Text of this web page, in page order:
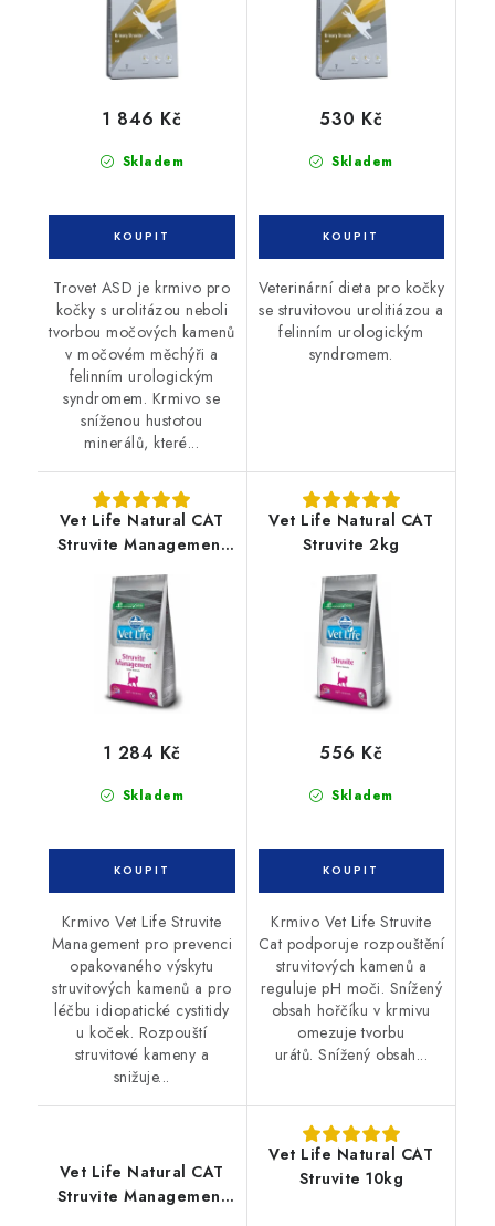
Skladem
1 846 Kč
Trovet ASD je krmivo pro
kočky s urolitázou neboli
tvorbou močových kamenů
v močovém měchýři a
felinním urologickým
syndromem. Krmivo se
sníženou hustotou
minerálů, které...
Skladem
530 Kč
Veterinární dieta pro kočky
se struvitovou urolitiázou a
felinním urologickým
syndromem.
Vet Life Natural CAT
Struvite Management
Skladem
1 284 Kč
Krmivo Vet Life Struvite
Management pro prevenci
opakovaného výskytu
struvitových kamenů a pro
léčbu idiopatické cystitidy
u koček. Rozpouští
struvitové kameny a
snižuje...
Vet Life Natural CAT
Struvite 2kg
Skladem
556 Kč
Krmivo Vet Life Struvite
Cat podporuje rozpouštění
struvitových kamenů a
reguluje pH moči. Snížený
obsah hořčíku v krmivu
omezuje tvorbu
urátů. Snížený obsah...
Vet Life Natural CAT
Struvite Management
Vet Life Natural CAT
Struvite 10kg